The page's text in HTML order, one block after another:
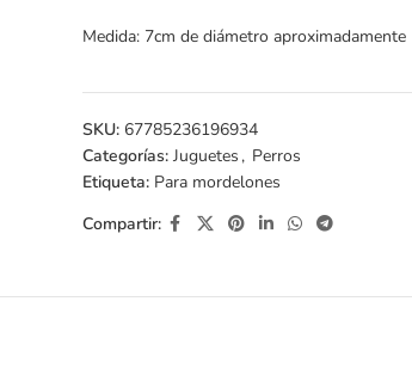
Medida: 7cm de diámetro aproximadamente
SKU: 67785236196934
Categorías: Juguetes , Perros
Etiqueta: Para mordelones
Compartir: